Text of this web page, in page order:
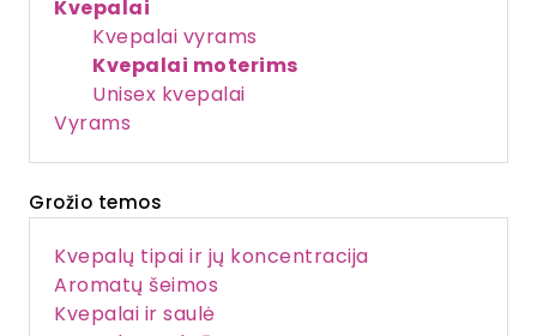
Kvepalai
Kvepalai vyrams
Kvepalai moterims
Unisex kvepalai
Vyrams
Grožio temos
Kvepalų tipai ir jų koncentracija
Aromatų šeimos
Kvepalai ir saulė